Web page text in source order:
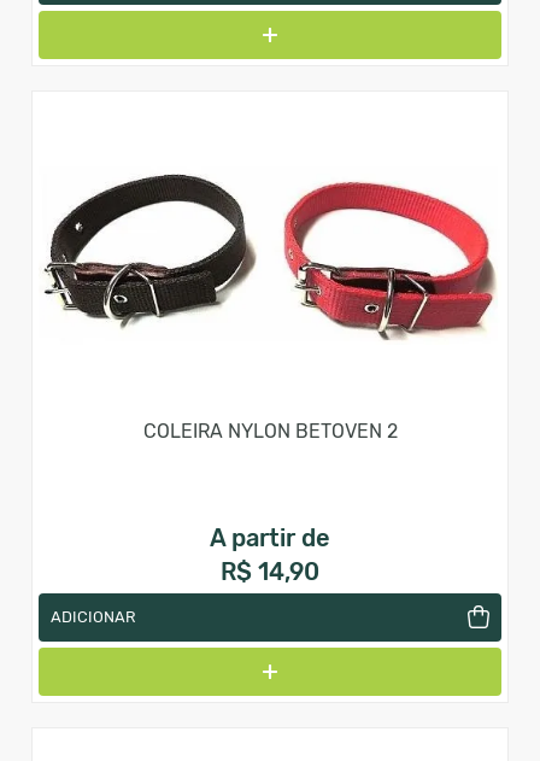
COLEIRA NYLON BETOVEN 2
A partir de
R$ 14,90
ADICIONAR